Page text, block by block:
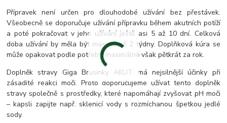
Přípravek není určen pro dlouhodobé užívání bez přestávek.
Všeobecně se doporučuje užívání přípravku během akutních potíží
a poté pokračovat v jeho užívání ještě asi 5 až 10 dní. Celková
doba užívání by měla být maximálně 2 týdny. Doplňková kúra se
může opakovat podle potřeby, maximálně však pětkrát za rok.
Doplněk stravy Giga Brusinky AKUT má nejsilnější účinky při
zásadité reakci moči. Proto doporučujeme užívat tento doplněk
stravy společně s prostředky, které napomáhají zvyšovat pH moči
– kapsli zapijte např. sklenicí vody s rozmíchanou špetkou jedlé
sody.